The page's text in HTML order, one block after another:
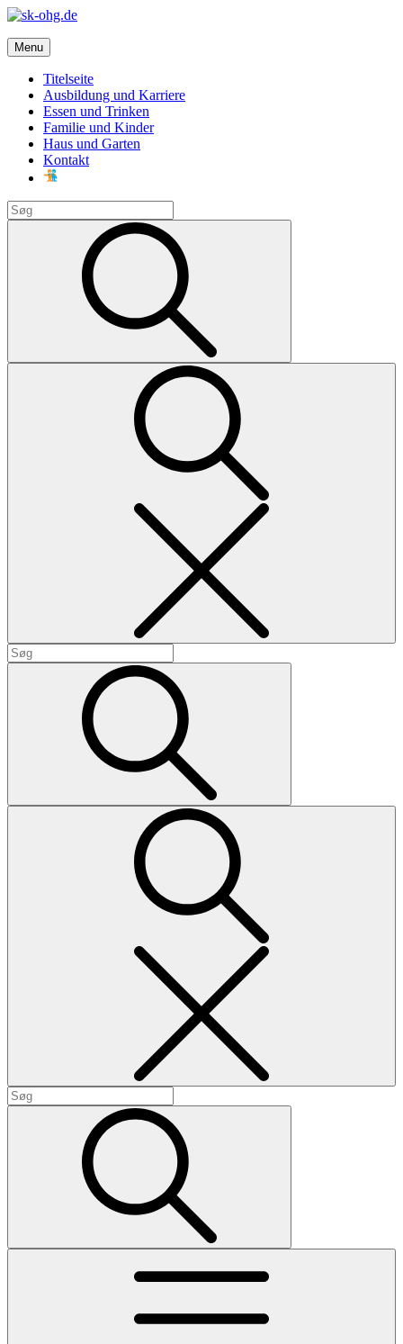
Skip
content
sk-ohg.de
Die besten Neuigkeiten
Menu
Titelseite
Ausbildung und Karriere
Essen und Trinken
Familie und Kinder
Haus und Garten
Kontakt
Search
for:
Search
for:
Search
for: